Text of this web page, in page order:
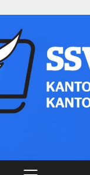
content